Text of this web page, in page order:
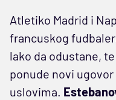
Atletiko Madrid i
francuskog
lako da odustane,
ponude novi
uslovima.